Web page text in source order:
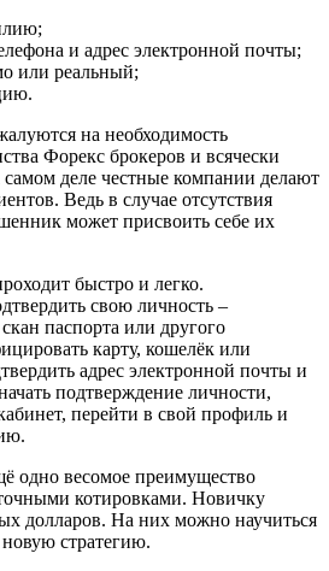
и адрес электронной почты;
или реальный;
на необходимость
Форекс брокеров и всячески
деле честные компании делают
Ведь в случае отсутствия
может присвоить себе их
быстро и легко.
свою личность –
паспорта или другого
карту, кошелёк или
адрес электронной почты и
подтверждение личности,
перейти в свой профиль и
одно весомое преимущество
котировками. Новичку
долларов. На них можно научиться
стратегию.